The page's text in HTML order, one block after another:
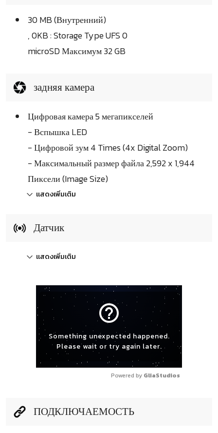
30 MB (Внутренний)
, 0KB : Storage Type UFS 0
microSD Максимум 32 GB
задняя камера
Цифровая камера 5 мегапикселей
- Вспышка LED
- Цифровой зум 4 Times (4x Digital Zoom)
- Максимальный размер файла 2,592 x 1,944
Пиксели (Image Size)
แสดงเพิ่มเติม
Датчик
แสดงเพิ่มเติม
help_outline
Something unexpected happened.
Please wait or try again later.
Powered by GliaStudios
ПОДКЛЮЧАЕМОСТЬ